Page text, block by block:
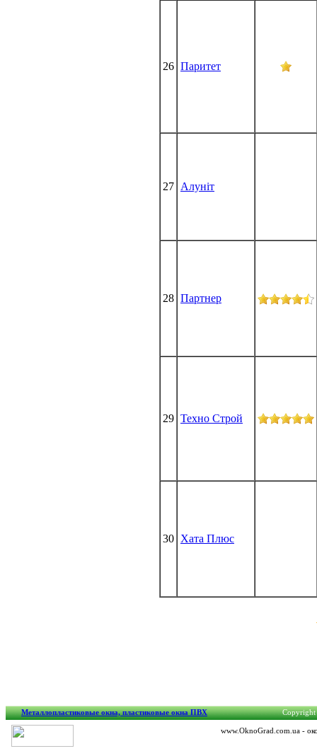
26 Паритет
27 Алуніт
28 Партнер
29 Техно Строй
30 Хата Плюс
Металлопластиковые окна, пластиковые окна ПВХ
www.OknoGrad.com.ua -